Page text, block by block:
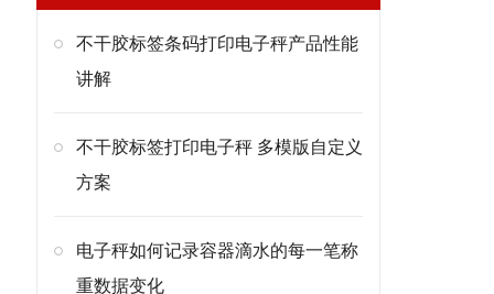
不干胶标签条码打印电子秤产品性能
讲解
不干胶标签打印电子秤 多模版自定义
方案
电子秤如何记录容器滴水的每一笔称
重数据变化